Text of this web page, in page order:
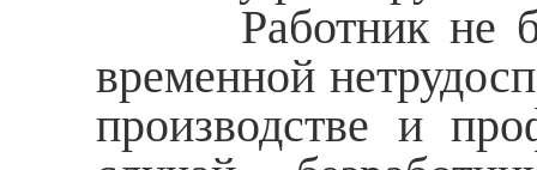
Работник не
временной
производстве и